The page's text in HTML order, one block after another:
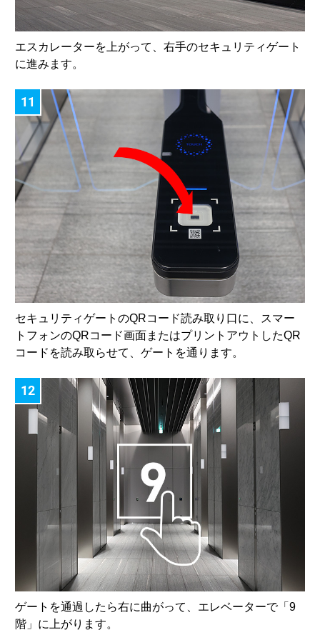
エスカレーターを上がって、右手のセキュリティゲート
に進みます。
11
セキュリティゲートのQRコード読み取り口に、スマー
トフォンのQRコード画面またはプリントアウトしたQR
コードを読み取らせて、ゲートを通ります。
12
ゲートを通過したら右に曲がって、エレベーターで「9
階」に上がります。